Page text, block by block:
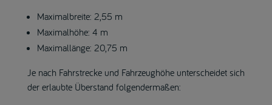
Maximalbreite: 2,55 m
Maximalhöhe: 4 m
Maximallänge: 20,75 m
Je nach Fahrstrecke und Fahrzeughöhe unterscheidet sich
der erlaubte Überstand folgendermaßen: